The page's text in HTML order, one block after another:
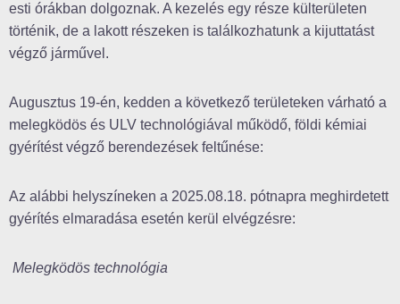
esti órákban dolgoznak. A kezelés egy része külterületen
történik, de a lakott részeken is találkozhatunk a kijuttatást
végző járművel.
Augusztus 19-én, kedden a következő területeken várható a
melegködös és ULV technológiával működő, földi kémiai
gyérítést végző berendezések feltűnése:
Az alábbi helyszíneken a 2025.08.18. pótnapra meghirdetett
gyérítés elmaradása esetén kerül elvégzésre:
Melegködös technológia